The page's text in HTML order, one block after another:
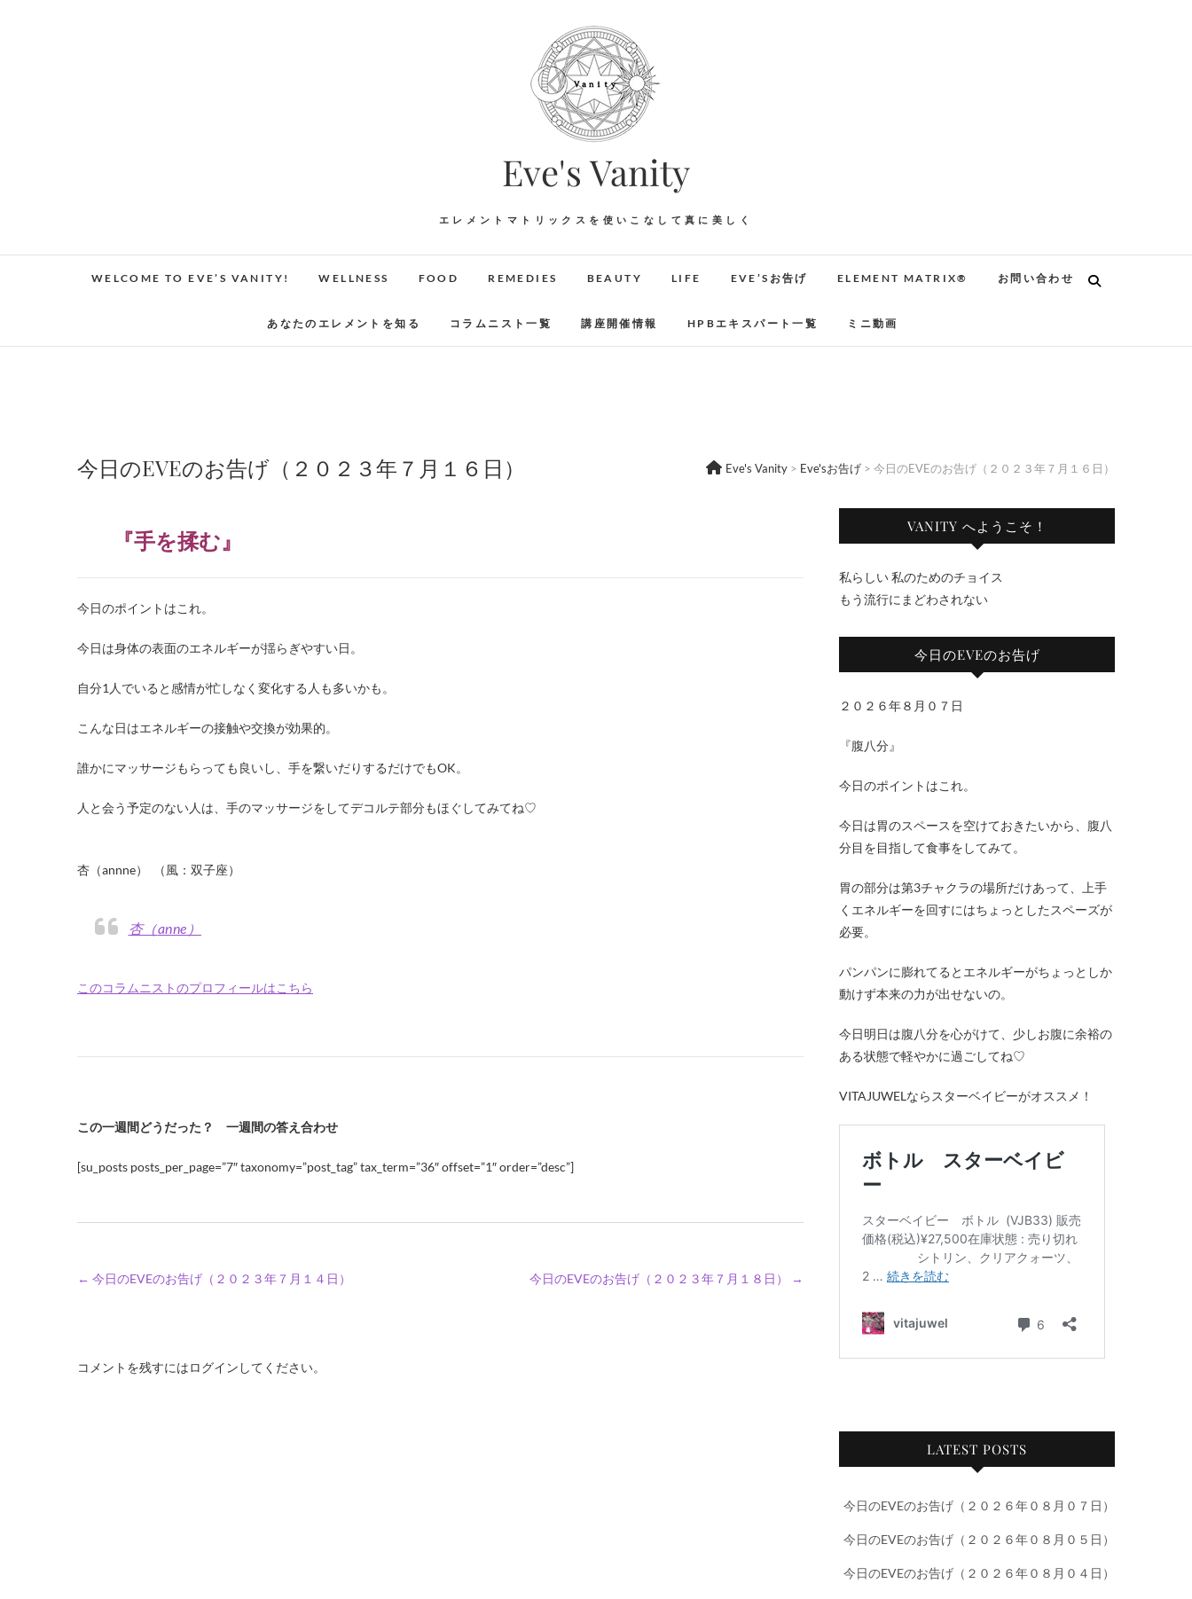
Eve's Vanity
エレメントマトリックスを使いこなして真に美しく
WELCOME TO EVE’S VANITY! WELLNESS FOOD REMEDIES BEAUTY LIFE EVE’Sお告げ ELEMENT MATRIX® お問い合わせ
あなたのエレメントを知る コラムニスト一覧 講座開催情報 HPBエキスパート一覧 ミニ動画
今日のEVEのお告げ（２０２３年７月１６日） Eve's Vanity > Eve'sお告げ > 今日のEVEのお告げ（２０２３年７月１６日）
『手を揉む』
今日のポイントはこれ。
今日は身体の表面のエネルギーが揺らぎやすい日。
自分1 人でいると感情が忙しなく変化する人も多いかも。
こんな日はエネルギーの接触や交換が効果的。
誰かにマッサージもらっても良いし、手を繋いだりするだけでもOK。
人と会う予定のない人は、手のマッサージをしてデコルテ部分もほぐしてみてね♡
杏（annne） （風：双子座）
杏（anne）
このコラムニストのプロフィールはこちら
この一週間どうだった？ 一週間の答え合わせ
[su_posts posts_per_page=”7″ taxonomy=”post_tag” tax_term=”36″ offset=”1″ order=”desc”]
← 今日のEVEのお告げ（２０２３年７月１４日） 今日のEVEのお告げ（２０２３年７月１８日） →
コメントを残すにはログインしてください。
VANITY へようこそ！
私らしい 私のためのチョイス
もう流行にまどわされない
今日のEVEのお告げ
２０２６年８月０７日
『腹八分』
今日のポイントはこれ。
今日は胃のスペースを空けておきたいから、腹八
分目を目指して食事をしてみて。
胃の部分は第3チャクラの場所だけあって、上手
くエネルギーを回すにはちょっとしたスペーズが
必要。
パンパンに膨れてるとエネルギーがちょっとしか
動けず本来の力が出せないの。
今日明日は腹八分を心がけて、少しお腹に余裕の
ある状態で軽やかに過ごしてね♡
VITAJUWELならスターベイビーがオススメ！
LATEST POSTS
今日のEVEのお告げ（２０２６年０８月０７日）
今日のEVEのお告げ（２０２６年０８月０５日）
今日のEVEのお告げ（２０２６年０８月０４日）